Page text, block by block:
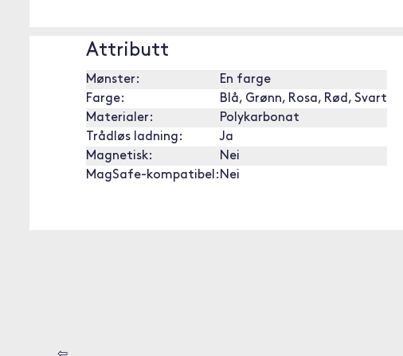
Attributt
Mønster:
En farge
Farge:
Blå, Grønn, Rosa, Rød, Svart
Materialer:
Polykarbonat
Trådløs ladning:
Ja
Magnetisk:
Nei
MagSafe-kompatibel: Nei